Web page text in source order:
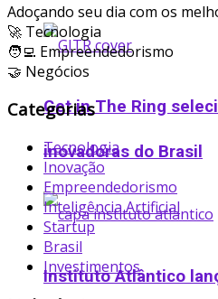
Get in The Ring
inovadoras do Brasil
Instituto Atlântico
Adoçando seu dia com os
🚀 Tecnologia
🧑‍💻 Empreendedorismo
🤝 Negócios
Categorias
Tecnologia
Inovação
Empreendedorismo
Inteligência Artificial
Startup
Brasil
Investimentos